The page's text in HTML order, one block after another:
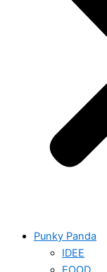
Punky Panda
IDEE